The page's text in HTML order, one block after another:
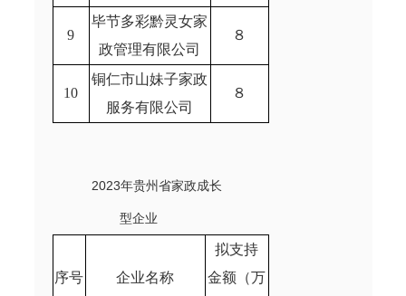
9
毕节多彩黔灵女家
政管理有限公司
８
10
铜仁市山妹子家政
服务有限公司
８
2023年贵州省家政成长
型企业
序号 企业名称
拟支持
金额（万